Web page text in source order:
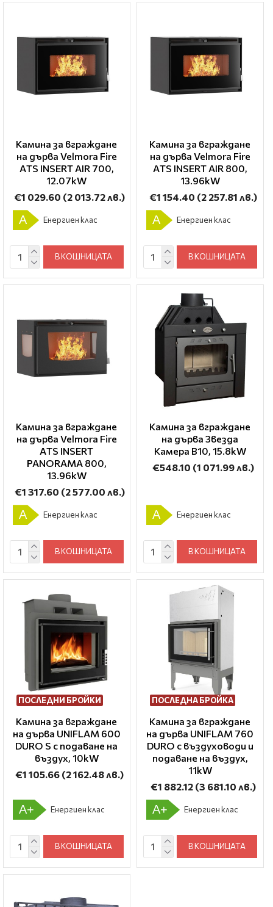
Камина за вграждане
на дърва Velmora Fire
ΑTS INSERT AIR 700,
12.07kW
€1 029.60 (2 013.72 лв.)
A Енергиен клас
В КОШНИЦАТА
Камина за вграждане
на дърва Velmora Fire
ΑTS INSERT AIR 800,
13.96kW
€1 154.40 (2 257.81 лв.)
A Енергиен клас
В КОШНИЦАТА
Камина за вграждане
на дърва Velmora Fire
ΑTS INSERT
PANORAMA 800,
13.96kW
€1 317.60 (2 577.00 лв.)
A Енергиен клас
В КОШНИЦАТА
Камина за вграждане
на дърва Звезда
Камера B10, 15.8kW
€548.10 (1 071.99 лв.)
A Енергиен клас
В КОШНИЦАТА
ПОСЛЕДНИ БРОЙКИ
Камина за вграждане
на дърва UNIFLAM 600
DURO S с подаване на
въздух, 10kW
€1 105.66 (2 162.48 лв.)
A+ Енергиен клас
В КОШНИЦАТА
ПОСЛЕДНА БРОЙКA
Камина за вграждане
на дърва UNIFLAM 760
DURO с въздуховоди и
подаване на въздух,
11kW
€1 882.12 (3 681.10 лв.)
A+ Енергиен клас
В КОШНИЦАТА